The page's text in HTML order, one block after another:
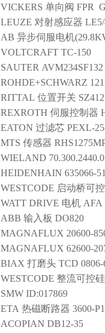
VICKERS 单向阀 FPR
LEUZE 对射感应器
AB 异步伺服电机
VOLTCRAFT TC-150
SAUTER AVM234SF132
ROHDE+SCHWARZ
RITTAL 位置开关
REXROTH 伺服控制器
EATON 过滤芯 PEXL-
MTS 传感器
WIELAND 70.300.2440.0
HEIDENHAIN 635066-
WESTCODE 启动桥可
WATT DRIVE 电机 AFA
ABB 输入板 DO820
MAGNAFLUX 20600-
MAGNAFLUX 62600-
BIAX 打磨头 TCD 0806-
WESTCODE 整流可控硅
SMW ID:017869
ETA 热磁断路器 3600-
ACOPIAN DB12-35